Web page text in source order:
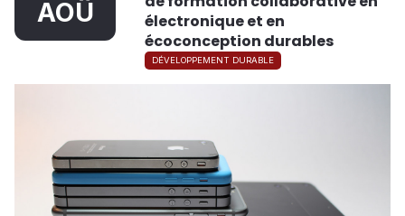
AOÛ
électronique et en
écoconception durables
DÉVELOPPEMENT DURABLE